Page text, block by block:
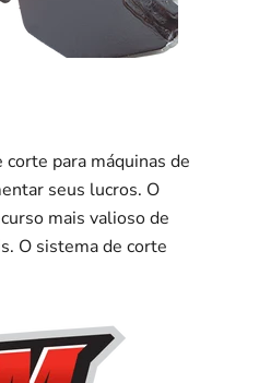
para máquinas de
seus lucros. O
mais valioso de
O sistema de corte